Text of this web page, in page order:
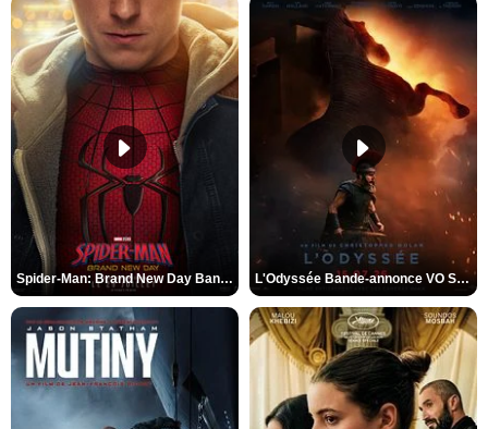
Spider-Man: Brand New Day Bande-annonce VO STFR L'Odyssée Bande-annonce VO STFR